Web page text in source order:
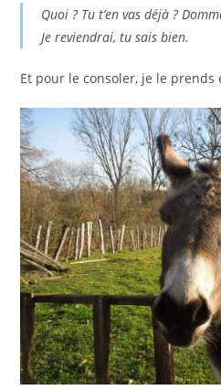
Quoi ? Tu t’en vas déjà ?
Je reviendrai, tu sais bien.
Et pour le consoler, je le